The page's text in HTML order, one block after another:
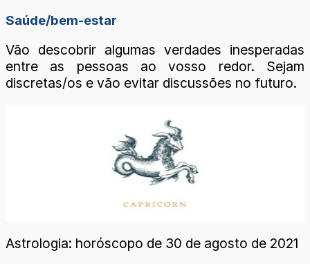
Saúde/bem-estar
Vão descobrir algumas verdades inesperadas
entre as pessoas ao vosso redor. Sejam
discretas/os e vão evitar discussões no futuro.
Astrologia: horóscopo de 30 de agosto de 2021